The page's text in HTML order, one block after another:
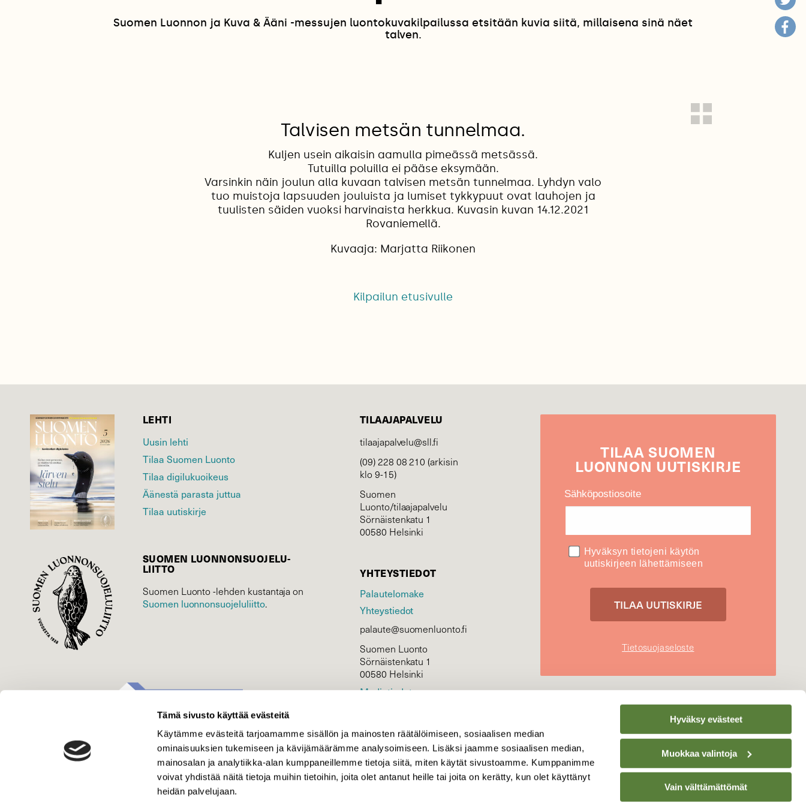
Tämä sivusto käyttää evästeitä
Käytämme evästeitä tarjoamamme sisällön ja mainosten räätälöimiseen, sosiaalisen median
ominaisuuksien tukemiseen ja kävijämäärämme analysoimiseen. Lisäksi jaamme sosiaalisen median,
mainosalan ja analytiikka-alan kumppaneillemme tietoja siitä, miten käytät sivustoamme. Kumppanimme
voivat yhdistää näitä tietoja muihin tietoihin, joita olet antanut heille tai joita on kerätty, kun olet käyttänyt
heidän palvelujaan.
Hyväksy evästeet
Muokkaa valintoja
Vain välttämättömät
Suomen Luonnon ja Kuva & Ääni -messujen luontokuvakilpailussa etsitään kuvia siitä, millaisena sinä näet
talven.
Talvisen metsän tunnelmaa.
Kuljen usein aikaisin aamulla pimeässä metsässä.
Tutuilla poluilla ei pääse eksymään.
Varsinkin näin joulun alla kuvaan talvisen metsän tunnelmaa. Lyhdyn valo
tuo muistoja lapsuuden jouluista ja lumiset tykkypuut ovat lauhojen ja
tuulisten säiden vuoksi harvinaista herkkua. Kuvasin kuvan 14.12.2021
Rovaniemellä.
Kuvaaja: Marjatta Riikonen
Kilpailun etusivulle
LEHTI
Uusin lehti
Tilaa Suomen Luonto
Tilaa digilukuoikeus
Äänestä parasta juttua
Tilaa uutiskirje
SUOMEN LUONNON­SUOJELU­
LIITTO
Suomen Luonto -lehden kustantaja on
Suomen luonnonsuojelu­liitto.
TILAAJAPALVELU
tilaajapalvelu@sll.fi
(09) 228 08 210 (arkisin
klo 9-15)
Suomen
Luonto/tilaajapalvelu
Sörnäistenkatu 1
00580 Helsinki
YHTEYSTIEDOT
Palautelomake
Yhteystiedot
palaute@suomenluonto.fi
Suomen Luonto
Sörnäistenkatu 1
00580 Helsinki
Mediatiedot
KIRJAUDU
TILAASUOMEN
LUONNON UUTIS­KIRJE
Sähköpostiosoite
Hyväksyn tietojeni käytön
uutiskirjeen lähettämiseen
Tietosuojaseloste